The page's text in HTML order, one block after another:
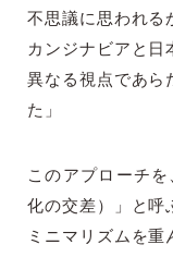
不思議に思われる
カンジナビアと日
異なる視点であら
た」
このアプローチ
化の交差）」と呼
ミニマリズムを重